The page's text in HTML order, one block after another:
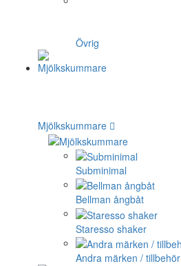
Övrig
Mjölkskummare
Subminimal
Bellman ångbåt
Staresso shaker
Andra märken / tillbehör